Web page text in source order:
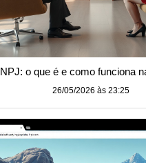
NPJ: o que é e como funciona
26/05/2026 às 23:25